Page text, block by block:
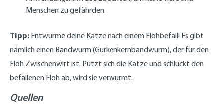
Menschen zu gefährden.
Tipp: Entwurme deine Katze nach einem Flohbefall! Es gibt
nämlich einen Bandwurm (Gurkenkernbandwurm), der für den
Floh Zwischenwirt ist. Putzt sich die Katze und schluckt den
befallenen Floh ab, wird sie verwurmt.
Quellen